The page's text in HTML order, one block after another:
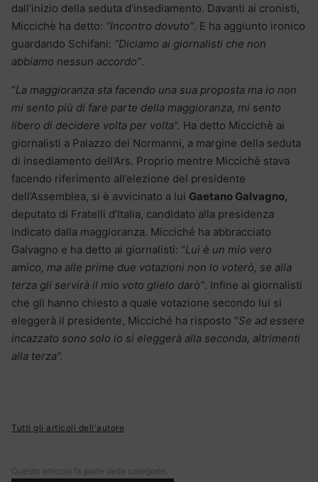
dall’inizio della seduta d’insediamento. Davanti ai cronisti,
Miccichè ha detto: “Incontro dovuto”. E ha aggiunto ironico
guardando Schifani: “Diciamo ai giornalisti che non
abbiamo nessun accordo”.
“La maggioranza sta facendo una sua proposta ma io non
mi sento più di fare parte della maggioranza, mi sento
libero di decidere volta per volta”. Ha detto Miccichè ai
giornalisti a Palazzo dei Normanni, a margine della seduta
di insediamento dell’Ars. Proprio mentre Miccichè stava
facendo riferimento all’elezione del presidente
dell’Assemblea, si è avvicinato a lui Gaetano Galvagno,
deputato di Fratelli d’Italia, candidato alla presidenza
indicato dalla maggioranza. Micciché ha abbracciato
Galvagno e ha detto ai giornalisti: “Lui è un mio vero
amico, ma alle prime due votazioni non lo voterò, se alla
terza gli servirà il mio voto glielo darò”. Infine ai giornalisti
che gli hanno chiesto a quale votazione secondo lui si
eleggerà il presidente, Micciché ha risposto “Se ad essere
incazzato sono solo io si eleggerà alla seconda, altrimenti
alla terza”.
Tutti gli articoli dell'autore
Questo articolo fa parte delle categorie: